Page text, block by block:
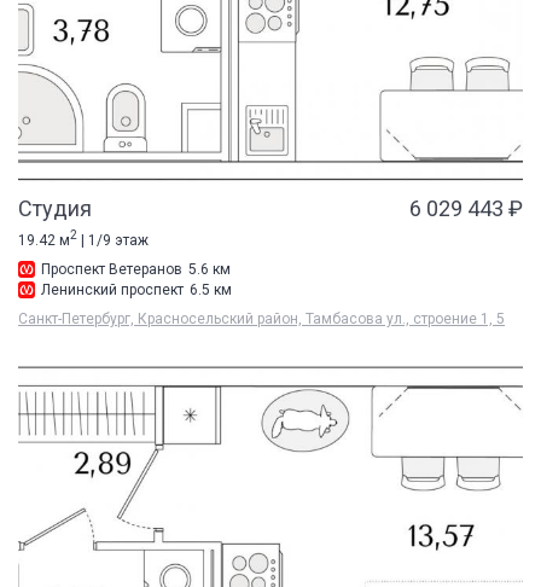
Студия 6 029 443 ₽
19.42 м2
| 1/9 этаж
Проспект Ветеранов 5.6 км
Ленинский проспект 6.5 км
Санкт-Петербург, Красносельский район, Тамбасова ул., строение 1, 5